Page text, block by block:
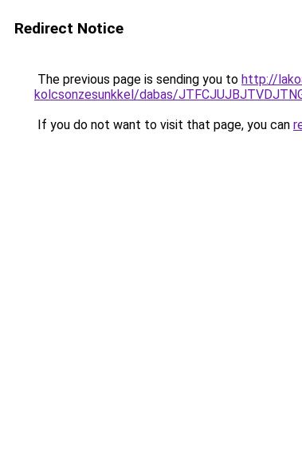
Redirect Notice
The previous page is sending you to http://
kolcsonzesunkkel/dabas/
If you do not want to visit that page, you can